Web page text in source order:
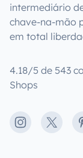
intermediário
chave-na-mão
em total
4.18/5 de 543
Shops
Instagram
X